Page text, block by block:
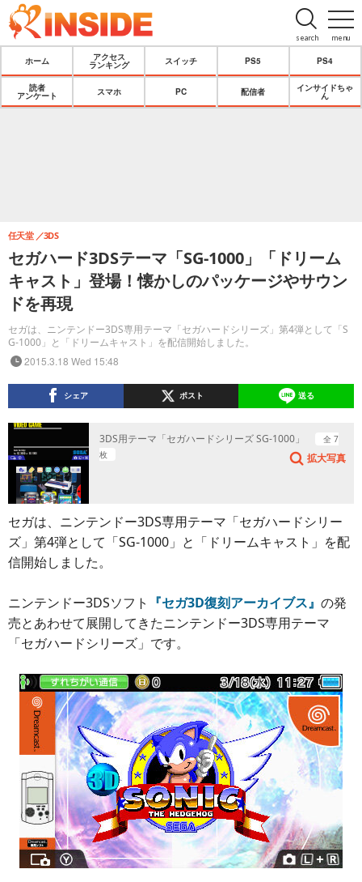
menu
search
ホーム
アクセス
ランキング
スイッチ PS5 PS4
読者
アンケート
スマホ PC 配信者
インサイドちゃ
ん
セガハード3DSテーマ「SG-1000」「ドリーム
キャスト」登場！懐かしのパッケージやサウン
ドを再現
セガは、ニンテンドー3DS専用テーマ「セガハードシリーズ」第4弾として「S
G-1000」と「ドリームキャスト」を配信開始しました。
任天堂 3DS
2015.3.18 Wed 15:48
シェア ポスト 送る
3DS用テーマ「セガハードシリーズ SG-1000」
全 7
枚
拡大写真
セガは、ニンテンドー3DS専用テーマ「セガハードシリー
ズ」第4弾として「SG-1000」と「ドリームキャスト」を配
信開始しました。
ニンテンドー3DSソフト 『セガ3D復刻アーカイブス』 の発
売とあわせて展開してきたニンテンドー3DS専用テーマ
「セガハードシリーズ」です。